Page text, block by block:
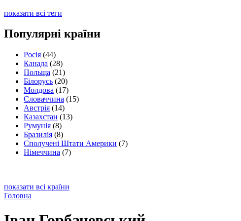
показати всі теги
Популярні країни
Росія (44)
Канада (28)
Польща (21)
Білорусь (20)
Молдова (17)
Словаччина (15)
Австрія (14)
Казахстан (13)
Румунія (8)
Бразилія (8)
Сполучені Штати Америки (7)
Німеччина (7)
показати всі країни
Головна